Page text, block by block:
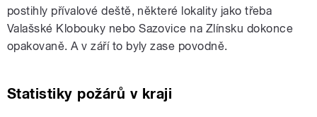
postihly přívalové deště, některé lokality jako třeba
Valašské Klobouky nebo Sazovice na Zlínsku dokonce
opakovaně. A v září to byly zase povodně.
Statistiky požárů v kraji